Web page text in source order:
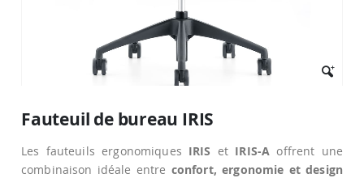
début
la
Galerie
Fauteuil de bureau IRIS
Les fauteuils ergonomiques IRIS et IRIS-A offrent une
combinaison idéale entre confort, ergonomie et design